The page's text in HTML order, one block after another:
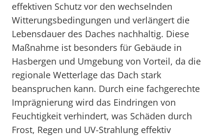
effektiven Schutz vor den wechselnden
Witterungsbedingungen und verlängert die
Lebensdauer des Daches nachhaltig. Diese
Maßnahme ist besonders für Gebäude in
Hasbergen und Umgebung von Vorteil, da die
regionale Wetterlage das Dach stark
beanspruchen kann. Durch eine fachgerechte
Imprägnierung wird das Eindringen von
Feuchtigkeit verhindert, was Schäden durch
Frost, Regen und UV-Strahlung effektiv